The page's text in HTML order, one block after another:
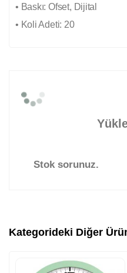
• Baskı: Ofset, Dijital
• Koli Adeti: 20
Stok sorunuz.
Kategorideki Diğer